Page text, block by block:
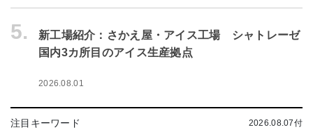
5.
新工場紹介：さかえ屋・アイス工場 シャトレーゼ
国内3カ所目のアイス生産拠点
2026.08.01
注目キーワード 2026.08.07付